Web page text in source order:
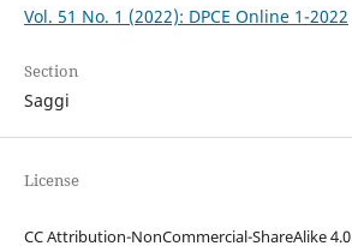
Vol. 51 No. 1 (2022): DPCE Online 1-2022
Section
Saggi
License
CC Attribution-NonCommercial-ShareAlike 4.0